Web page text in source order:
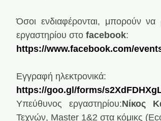
Όσοι ενδιαφέρονται, μπορούν
εργαστηρίου στο facebook:
https://www.facebook.com/
Εγγραφή ηλεκτρονικά:
https://goo.gl/forms/
Υπεύθυνος εργαστηρίου:Νίκος
Τεχνών, Master 1&2 στα κόμικς